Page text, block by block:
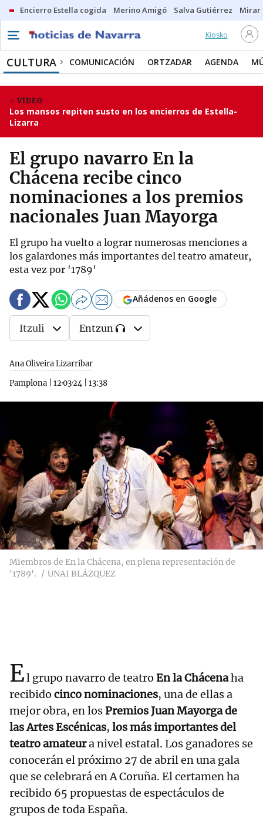
Encierro Estella cogida Merino Amigó Salva Gutiérrez Mirar
Kiosko
CULTURA COMUNICACIÓN ORTZADAR AGENDA
VÍDEO
Los mansos repiten susto en los encierros de Estella-
Lizarra
El grupo navarro En la
Chácena recibe cinco
nominaciones a los premios
nacionales Juan Mayorga
El grupo ha vuelto a lograr numerosas menciones a
los galardones más importantes del teatro amateur,
esta vez por '1789'
Ana Oliveira Lizarribar
Pamplona
12·03·24 13:38
Añádenos en Google
Itzuli Entzun
Miembros de En la Chácena, en plena representación de
'1789'.
UNAI BLÁZQUEZ
El grupo navarro de teatro En la Chácenaha
recibido cinco nominaciones, una de ellas a
mejor obra, en losPremios Juan Mayorga de
las Artes Escénicas, los más importantes del
teatro amateura nivel estatal. Los ganadores se
conocerán el próximo 27 de abril en una gala
que se celebrará en A Coruña. El certamen ha
recibido 65 propuestas de espectáculos de
grupos de toda España.